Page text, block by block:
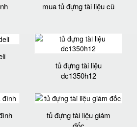
mua tủ đựng tài liệu cũ
tủ đựng tài liệu
dc1350h12
tủ đựng tài liệu giám